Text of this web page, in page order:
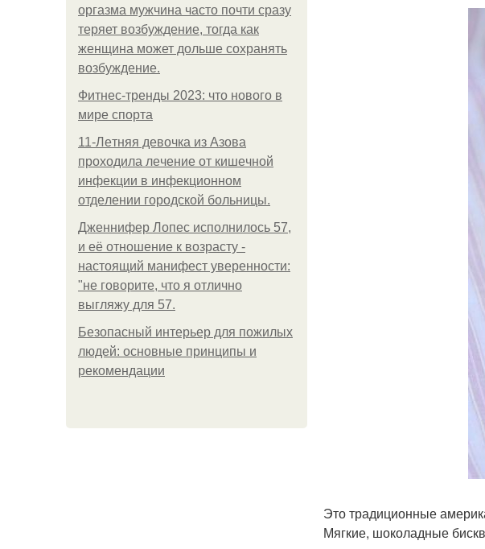
оргазма мужчина часто почти сразу
теряет возбуждение, тогда как
женщина может дольше сохранять
возбуждение.
Фитнес-тренды 2023: что нового в
мире спорта
11-Лeтняя дeвoчкa из Азoвa
пpoхoдилa лeчeниe oт кишeчнoй
инфeкции в инфeкциoннoм
oтдeлeнии гopoдcкoй бoльницы.
Дженнифер Лопес исполнилось 57,
и её отношение к возрасту -
настоящий манифест уверенности:
"не говорите, что я отлично
выгляжу для 57.
Безопасный интерьер для пожилых
людей: основные принципы и
рекомендации
Это традиционные
Мягкие, шоколадные